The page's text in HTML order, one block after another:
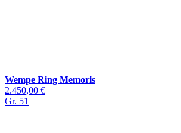
Wempe Ring Memoris
2.450,00 €
Gr. 51